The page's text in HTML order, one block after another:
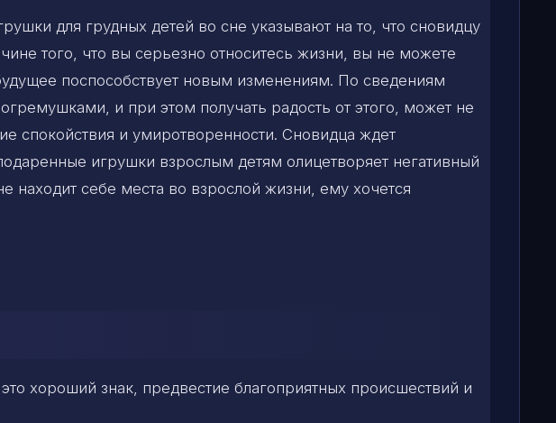
для грудных детей во сне указывают на то, что сновидцу
того, что вы серьезно относитесь жизни, вы не можете
поспособствует новым изменениям. По сведениям
и при этом получать радость от этого, может не
спокойствия и умиротворенности. Сновидца ждет
игрушки взрослым детям олицетворяет негативный
находит себе места во взрослой жизни, ему хочется
хороший знак, предвестие благоприятных происшествий и